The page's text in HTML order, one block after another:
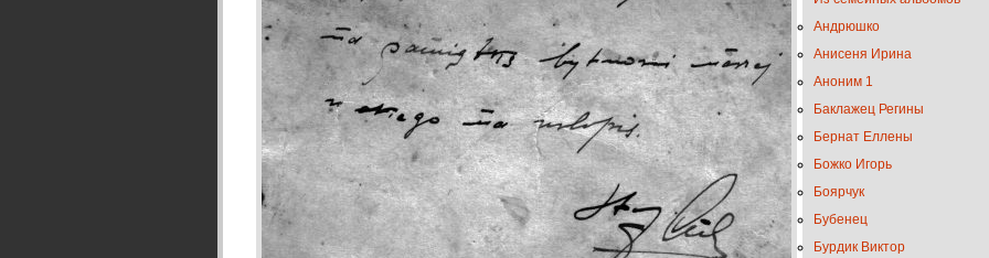
Андрюшко
Анисеня Ирина
Аноним 1
Баклажец Регины
Бернат Еллены
Божко Игорь
Боярчук
Бубенец
Бурдик Виктор